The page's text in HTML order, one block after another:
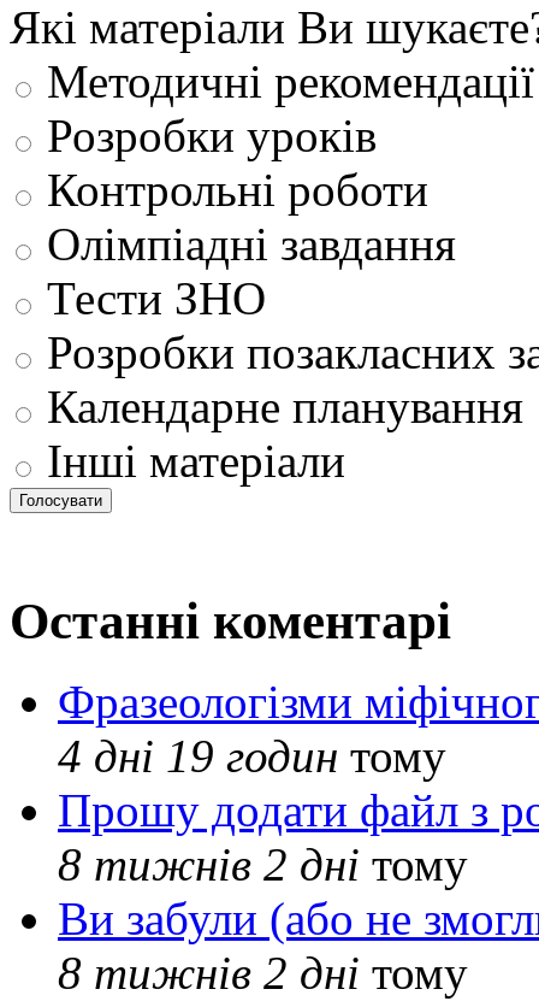
Які матеріали Ви
Методичні рекомендації
Розробки уроків
Контрольні роботи
Олімпіадні завдання
Тести ЗНО
Розробки позакласних
Календарне планування
Інші матеріали
Останні коментарі
Фразеологізми
4 дні 19 годин тому
Прошу додати файл з
8 тижнів 2 дні тому
Ви забули (або не
8 тижнів 2 дні тому